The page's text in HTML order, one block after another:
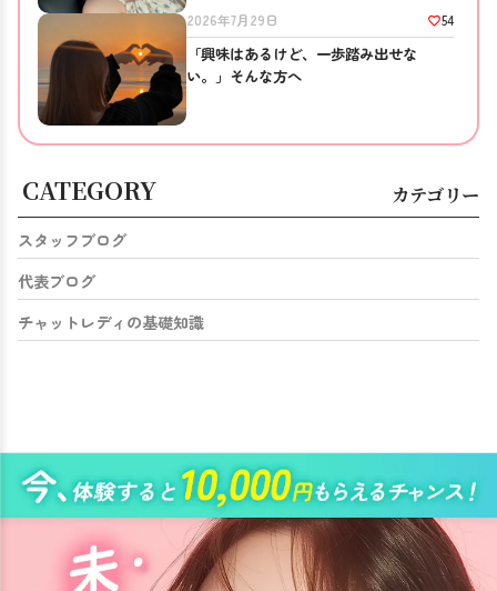
2026年7月29日 54
「興味はあるけど、一歩踏み出せな
い。」そんな方へ
CATEGORY カテゴリー
スタッフブログ
代表ブログ
チャットレディの基礎知識